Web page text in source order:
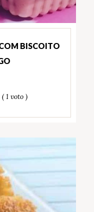
BISCOITO
( 1 voto )